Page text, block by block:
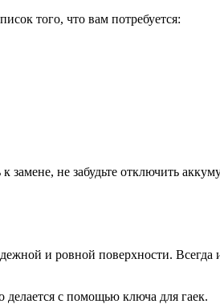
того, что вам потребуется:
не забудьте отключить
и ровной поверхности. Всегда
делается с помощью ключа для гаек.